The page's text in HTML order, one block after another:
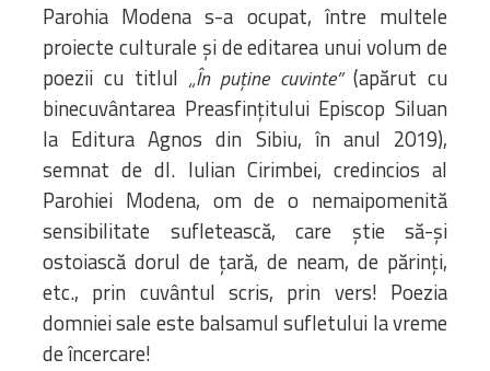
Parohia Modena s-a ocupat, între multele
proiecte culturale și de editarea unui volum de
poezii cu titlul „În puține cuvinte”(apărut cu
binecuvântarea Preasfințitului Episcop Siluan
la Editura Agnos din Sibiu, în anul 2019),
semnat de dl. Iulian Cirimbei, credincios al
Parohiei Modena, om de o nemaipomenită
sensibilitate sufletească, care știe să-și
ostoiască dorul de țară, de neam, de părinți,
etc., prin cuvântul scris, prin vers! Poezia
domniei sale este balsamul sufletului la vreme
de încercare!